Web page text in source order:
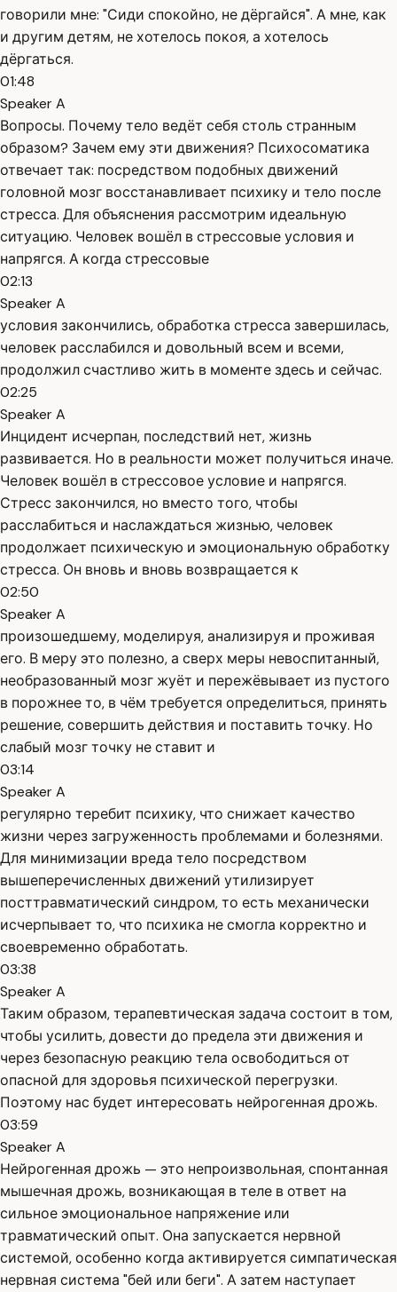
говорили мне: "Сиди спокойно, не дёргайся". А мне, как
и другим детям, не хотелось покоя, а хотелось
дёргаться.
01:48
Speaker A
Вопросы. Почему тело ведёт себя столь странным
образом? Зачем ему эти движения? Психосоматика
отвечает так: посредством подобных движений
головной мозг восстанавливает психику и тело после
стресса. Для объяснения рассмотрим идеальную
ситуацию. Человек вошёл в стрессовые условия и
напрягся. А когда стрессовые
02:13
Speaker A
условия закончились, обработка стресса завершилась,
человек расслабился и довольный всем и всеми,
продолжил счастливо жить в моменте здесь и сейчас.
02:25
Speaker A
Инцидент исчерпан, последствий нет, жизнь
развивается. Но в реальности может получиться иначе.
Человек вошёл в стрессовое условие и напрягся.
Стресс закончился, но вместо того, чтобы
расслабиться и наслаждаться жизнью, человек
продолжает психическую и эмоциональную обработку
стресса. Он вновь и вновь возвращается к
02:50
Speaker A
произошедшему, моделируя, анализируя и проживая
его. В меру это полезно, а сверх меры невоспитанный,
необразованный мозг жуёт и пережёвывает из пустого
в порожнее то, в чём требуется определиться, принять
решение, совершить действия и поставить точку. Но
слабый мозг точку не ставит и
03:14
Speaker A
регулярно теребит психику, что снижает качество
жизни через загруженность проблемами и болезнями.
Для минимизации вреда тело посредством
вышеперечисленных движений утилизирует
посттравматический синдром, то есть механически
исчерпывает то, что психика не смогла корректно и
своевременно обработать.
03:38
Speaker A
Таким образом, терапевтическая задача состоит в том,
чтобы усилить, довести до предела эти движения и
через безопасную реакцию тела освободиться от
опасной для здоровья психической перегрузки.
Поэтому нас будет интересовать нейрогенная дрожь.
03:59
Speaker A
Нейрогенная дрожь — это непроизвольная, спонтанная
мышечная дрожь, возникающая в теле в ответ на
сильное эмоциональное напряжение или
травматический опыт. Она запускается нервной
системой, особенно когда активируется симпатическая
нервная система "бей или беги". А затем наступает